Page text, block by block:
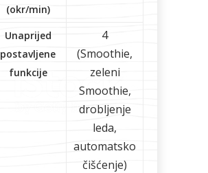
(okr/min)
Unaprijed
postavljene
funkcije
4
(Smoothie,
zeleni
Smoothie,
drobljenje
leda,
automatsko
čišćenje)